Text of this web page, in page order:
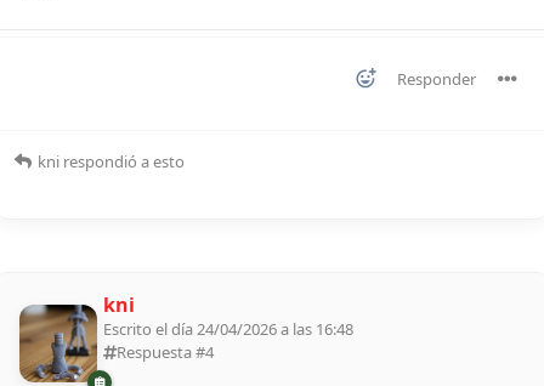
Responder
kni respondió a esto
kni
Escrito el día 24/04/2026 a las 16:48
Respuesta #4